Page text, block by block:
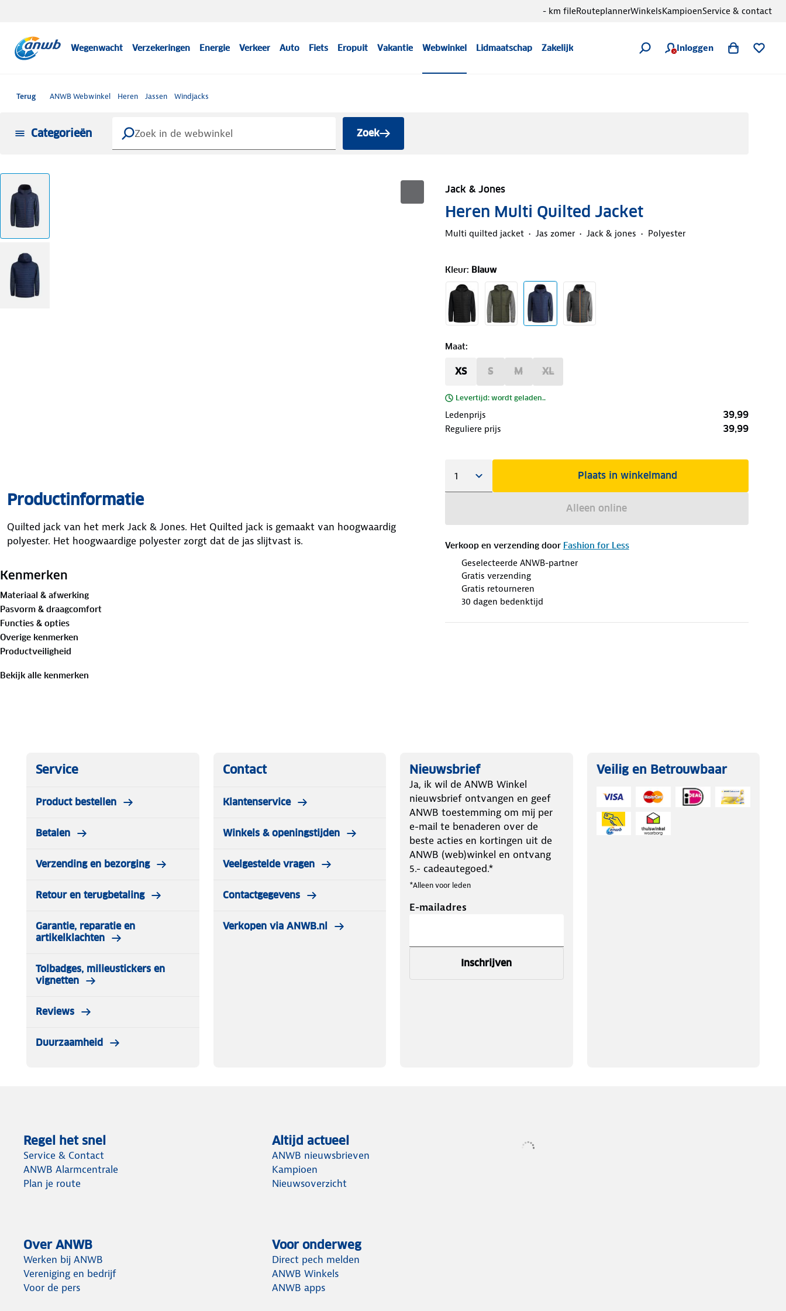
Wegenwacht Verzekeringen Energie Verkeer Auto Fiets Eropuit Vakantie Webwinkel Lidmaatschap Zakelijk Inloggen
- km fileRouteplannerWinkelsKampioenService & contact
Terug ANWB Webwinkel Heren Jassen Windjacks
Categorieën Zoek
Jack & Jones
Heren Multi Quilted Jacket
Multi quilted jacket Jas zomer Jack & jones Polyester
Kleur: Blauw
Maat:
XS S M XL
Levertijd: wordt geladen..
Ledenprijs 39,99
Reguliere prijs 39,99
Plaats in winkelmand
Alleen online
Verkoop en verzending door Fashion for Less
Geselecteerde ANWB-partner
Gratis verzending
Gratis retourneren
30 dagen bedenktijd
Productinformatie
Quilted jack van het merk Jack & Jones. Het Quilted jack is gemaakt van hoogwaardig
polyester. Het hoogwaardige polyester zorgt dat de jas slijtvast is.
Kenmerken
Materiaal & afwerking
Pasvorm & draagcomfort
Functies & opties
Overige kenmerken
Productveiligheid
Bekijk alle kenmerken
Service
Product bestellen
Betalen
Verzending en bezorging
Retour en terugbetaling
Garantie, reparatie en
artikelklachten
Tolbadges, milieustickers en
vignetten
Reviews
Duurzaamheid
Contact
Klantenservice
Winkels & openingstijden
Veelgestelde vragen
Contactgegevens
Verkopen via ANWB.nl
Nieuwsbrief
Ja, ik wil de ANWB Winkel
nieuwsbrief ontvangen en geef
ANWB toestemming om mij per
e-mail te benaderen over de
beste acties en kortingen uit de
ANWB (web)winkel en ontvang
5.- cadeautegoed.*
*Alleen voor leden
E-mailadres
Inschrijven
Veilig en Betrouwbaar
Regel het snel
Service & Contact
ANWB Alarmcentrale
Plan je route
Altijd actueel
ANWB nieuwsbrieven
Kampioen
Nieuwsoverzicht
Over ANWB
Werken bij ANWB
Vereniging en bedrijf
Voor de pers
Voor onderweg
Direct pech melden
ANWB Winkels
ANWB apps